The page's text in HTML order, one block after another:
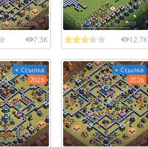
7.3K 12.7K
+ Ссылка
2026
+ Ссылка
2026